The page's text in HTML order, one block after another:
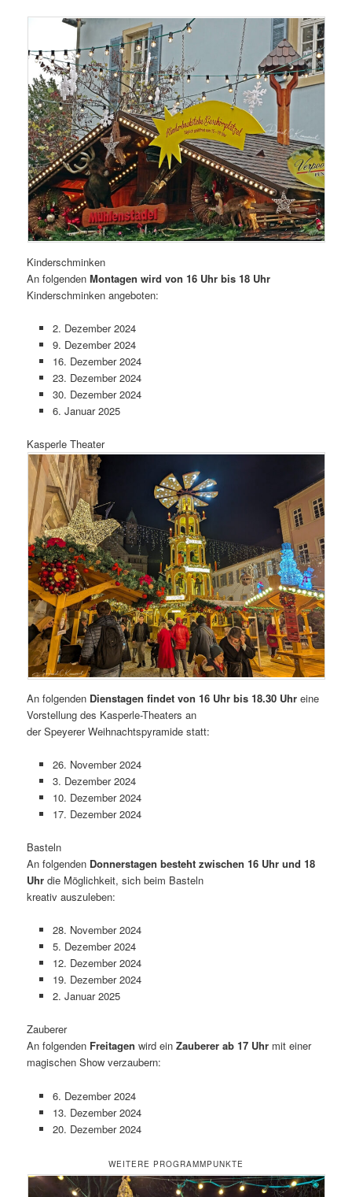
Kinderschminken
An folgendenMontagen wird von 16 Uhr bis 18 Uhr
Kinderschminken angeboten:
2. Dezember 2024
9. Dezember 2024
16. Dezember 2024
23. Dezember 2024
30. Dezember 2024
6. Januar 2025
Kasperle Theater
An folgenden Dienstagen findet von 16 Uhr bis 18.30 Uhr eine
Vorstellung des Kasperle-Theaters an
der Speyerer Weihnachtspyramide statt:
26. November 2024
3. Dezember 2024
10. Dezember 2024
17. Dezember 2024
Basteln
An folgenden Donnerstagen besteht zwischen 16 Uhr und 18
Uhr die Möglichkeit, sich beim Basteln
kreativ auszuleben:
28. November 2024
5. Dezember 2024
12. Dezember 2024
19. Dezember 2024
2. Januar 2025
Zauberer
An folgenden Freitagenwird einZauberer ab 17 Uhr mit einer
magischen Show verzaubern:
6. Dezember 2024
13. Dezember 2024
20. Dezember 2024
WEITERE PROGRAMMPUNKTE